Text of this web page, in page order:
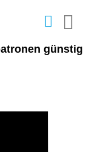
günstig